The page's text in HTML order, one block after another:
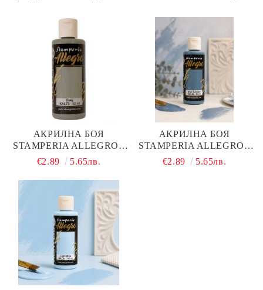
АКРИЛНА БОЯ
STAMPERIA ALLEGRO -
GREY - 60 МЛ.
€2.89 5.65лв.
АКРИЛНА БОЯ
STAMPERIA ALLEGRO -
BLUE AVIATION - 60 МЛ.
€2.89 5.65лв.